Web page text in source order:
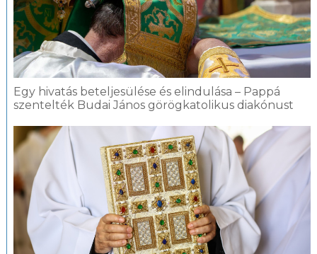
Egy hivatás beteljesülése és elindulása – Pappá
szentelték Budai János görögkatolikus diakónust